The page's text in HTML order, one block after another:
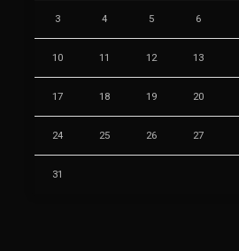
3 4 5 6
10 11 12 13
17 18 19 20
24 25 26 27
31